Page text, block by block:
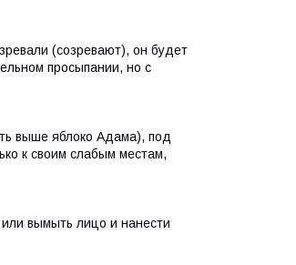
(созревают), он будет
просыпании, но с
выше яблоко Адама), под
к своим слабым местам,
или вымыть лицо и нанести